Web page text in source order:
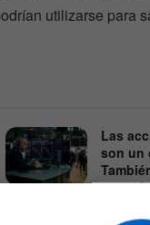
utilizarse para
Las
son un